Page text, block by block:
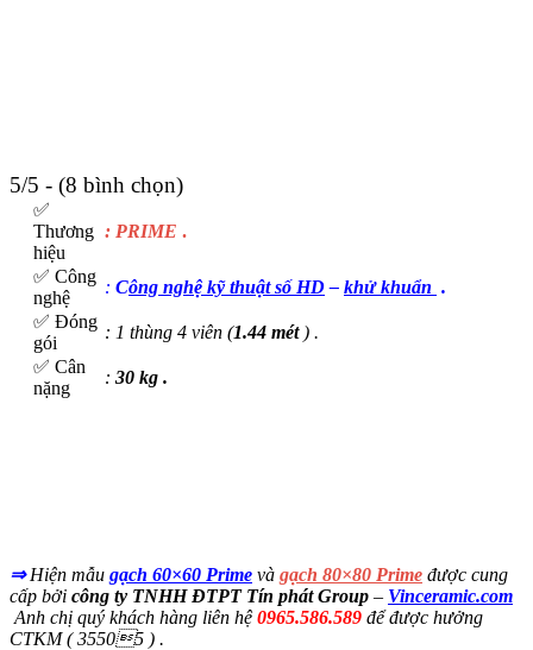
5/5 - (8 bình chọn)
✅
Thương
hiệu
: PRIME .
✅ Công
nghệ
: Công nghệ kỹ thuật số HD– khử khuẩn .
✅ Đóng
gói
: 1 thùng 4 viên (1.44 mét) .
✅ Cân
nặng
: 30 kg .
⇒Hiện mẫu gạch 60×60 Prime và gạch 80×80 Prime được cung
cấp bởi công ty TNHH ĐTPT Tín phát Group – Vinceramic.com
Anh chị quý khách hàng liên hệ0965.586.589 để được hưởng
CTKM ( 35505 ) .